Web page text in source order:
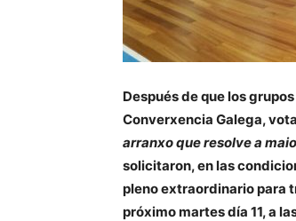
Después de que los
Converxencia Galega,
arranxo que resolve a
solicitaron, en las
pleno extraordinario para
próximo martes día 11, a